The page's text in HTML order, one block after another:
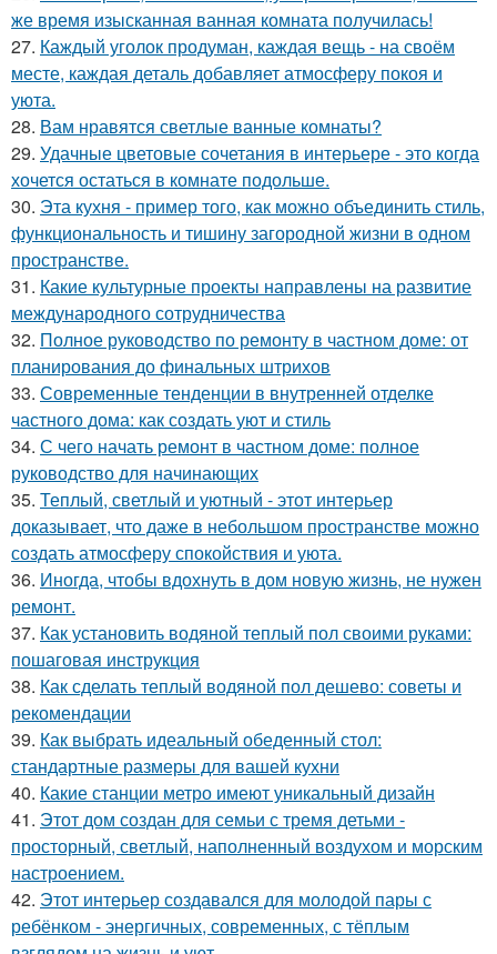
же время изысканная ванная комната получилась!
27. Каждый уголок продуман, каждая вещь - на своём
месте, каждая деталь добавляет атмосферу покоя и
уюта.
28. Вам нравятся светлые ванные комнаты?
29. Удачные цветовые сочетания в интерьере - это когда
хочется остаться в комнате подольше.
30. Эта кухня - пример того, как можно объединить стиль,
функциональность и тишину загородной жизни в одном
пространстве.
31. Какие культурные проекты направлены на развитие
международного сотрудничества
32. Полное руководство по ремонту в частном доме: от
планирования до финальных штрихов
33. Современные тенденции в внутренней отделке
частного дома: как создать уют и стиль
34. С чего начать ремонт в частном доме: полное
руководство для начинающих
35. Теплый, светлый и уютный - этот интерьер
доказывает, что даже в небольшом пространстве можно
создать атмосферу спокойствия и уюта.
36. Иногда, чтобы вдохнуть в дом новую жизнь, не нужен
ремонт.
37. Как установить водяной теплый пол своими руками:
пошаговая инструкция
38. Как сделать теплый водяной пол дешево: советы и
рекомендации
39. Как выбрать идеальный обеденный стол:
стандартные размеры для вашей кухни
40. Какие станции метро имеют уникальный дизайн
41. Этот дом создан для семьи с тремя детьми -
просторный, светлый, наполненный воздухом и морским
настроением.
42. Этот интерьер создавался для молодой пары с
ребёнком - энергичных, современных, с тёплым